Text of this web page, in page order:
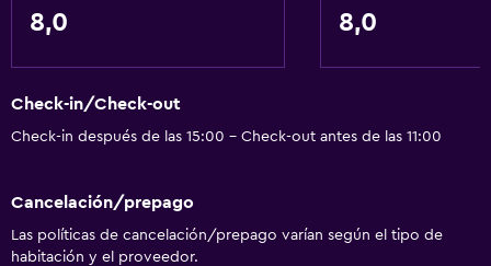
8,0 8,0
Check-in/Check-out
Check-in después de las 15:00 - Check-out antes de las 11:00
Cancelación/prepago
Las políticas de cancelación/prepago varían según el tipo de
habitación y el proveedor.